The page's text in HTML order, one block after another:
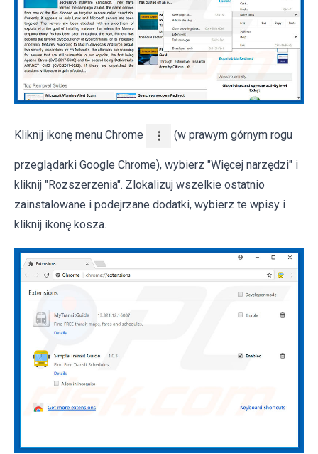
Kliknij ikonę menu Chrome (w prawym górnym rogu
przeglądarki Google Chrome), wybierz "Więcej narzędzi" i
kliknij "Rozszerzenia". Zlokalizuj wszelkie ostatnio
zainstalowane i podejrzane dodatki, wybierz te wpisy i
kliknij ikonę kosza.